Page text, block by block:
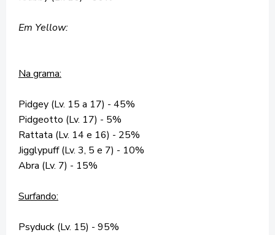
Em Yellow:
Na grama:
Pidgey (Lv. 15 a 17) - 45%
Pidgeotto (Lv. 17) - 5%
Rattata (Lv. 14 e 16) - 25%
Jigglypuff (Lv. 3, 5 e 7) - 10%
Abra (Lv. 7) - 15%
Surfando:
Psyduck (Lv. 15) - 95%